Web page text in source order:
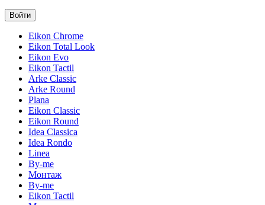
Eikon Chrome
Eikon Total Look
Eikon Evo
Eikon Tactil
Arke Classic
Arke Round
Plana
Eikon Classic
Eikon Round
Idea Classica
Idea Rondo
Linea
By-me
Монтаж
By-me
Eikon Tactil